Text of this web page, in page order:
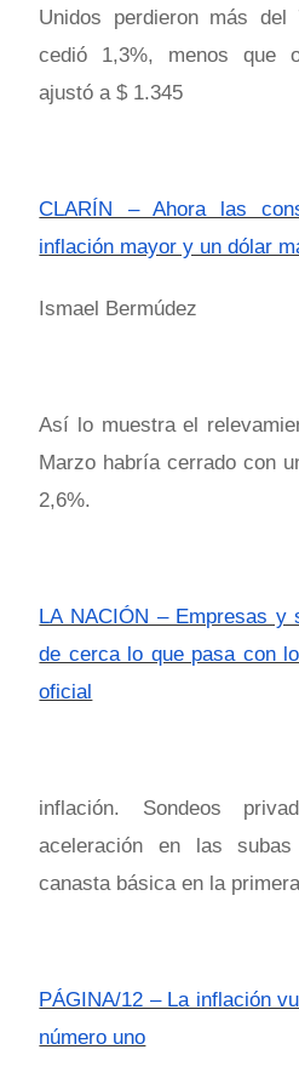
Unidos perdieron más
cedió 1,3%, menos que
ajustó a $ 1.345
CLARÍN – Ahora las
inflación mayor y un dólar
Ismael Bermúdez
Así lo muestra el
Marzo habría cerrado con
2,6%.
LA NACIÓN – Empresas y
de cerca lo que pasa con
oficial
inflación. Sondeos
aceleración en las
canasta básica en la
PÁGINA/12 – La inflación
número uno